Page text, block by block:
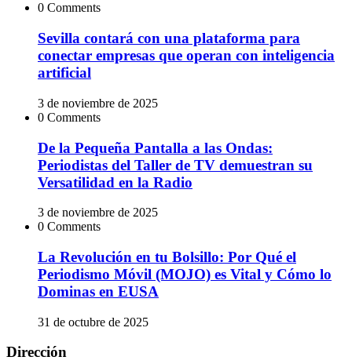
0 Comments
Sevilla contará con una plataforma para
conectar empresas que operan con inteligencia
artificial
3 de noviembre de 2025
0 Comments
De la Pequeña Pantalla a las Ondas:
Periodistas del Taller de TV demuestran su
Versatilidad en la Radio
3 de noviembre de 2025
0 Comments
La Revolución en tu Bolsillo: Por Qué el
Periodismo Móvil (MOJO) es Vital y Cómo lo
Dominas en EUSA
31 de octubre de 2025
Dirección